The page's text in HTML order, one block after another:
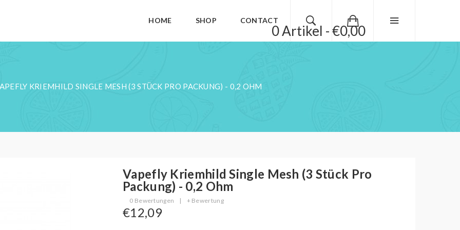
0 Artikel - €0,00
HOME SHOP CONTACT
KRIEMHILD SINGLE MESH (3 STÜCK PRO PACKUNG) - 0,2 OHM
Vapefly Kriemhild Single Mesh (3 Stück Pro
Packung) - 0,2 Ohm
0 Bewertungen | + Bewertung
€12,09